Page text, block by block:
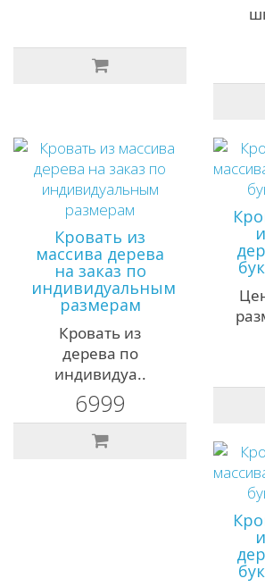
Кровать из
массива дерева
на заказ по
индивидуальным
размерам
Кровать из
дерева по
индивидуа..
6999